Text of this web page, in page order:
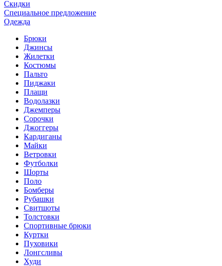
Скидки
Специальное предложение
Одежда
Брюки
Джинсы
Жилетки
Костюмы
Пальто
Пиджаки
Плащи
Водолазки
Джемперы
Сорочки
Джоггеры
Кардиганы
Майки
Ветровки
Футболки
Шорты
Поло
Бомберы
Рубашки
Свитшоты
Толстовки
Спортивные брюки
Куртки
Пуховики
Лонгсливы
Худи